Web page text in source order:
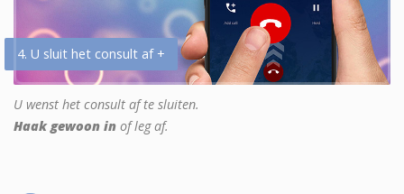
4. U sluit het consult af +
U wenst het consult af te sluiten.
Haak gewoon in of leg af.